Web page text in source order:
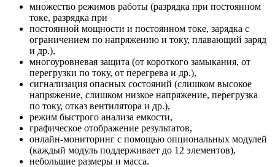
множество режимов работы (разрядка при постоянном
токе, разрядка при
постоянной мощности и постоянном токе, зарядка с
ограничением по напряжению и току, плавающий заряд
и др.),
многоуровневая защита (от короткого замыкания, от
перегрузки по току, от перегрева и др.),
сигнализация опасных состояний (слишком высокое
напряжение, слишком низкое напряжение, перегрузка
по току, отказ вентилятора и др.),
режим быстрого анализа емкости,
графическое отображение результатов,
онлайн-мониторинг с помощью опциональных модулей
(каждый модуль поддерживает до 12 элементов),
небольшие размеры и масса.